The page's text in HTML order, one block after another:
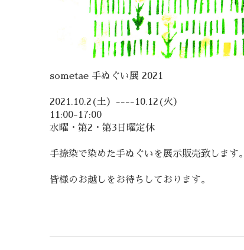
sometae 手ぬぐい展 2021
2021.10.2(土）----10.12(火）
11:00-17:00
水曜・第2・第3日曜定休
手捺染で染めた手ぬぐいを展示販売致します。
皆様のお越しをお待ちしております。